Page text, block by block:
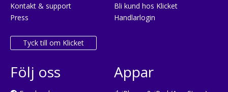
Kontakt & support
Press
Tyck till om Klicket
Bli kund hos Klicket
Handlarlogin
Följ oss Appar